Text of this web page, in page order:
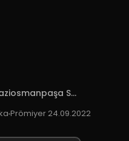
S...
Prömiyer 24.09.2022